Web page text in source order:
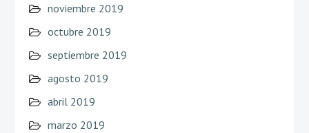
noviembre 2019
octubre 2019
septiembre 2019
agosto 2019
abril 2019
marzo 2019